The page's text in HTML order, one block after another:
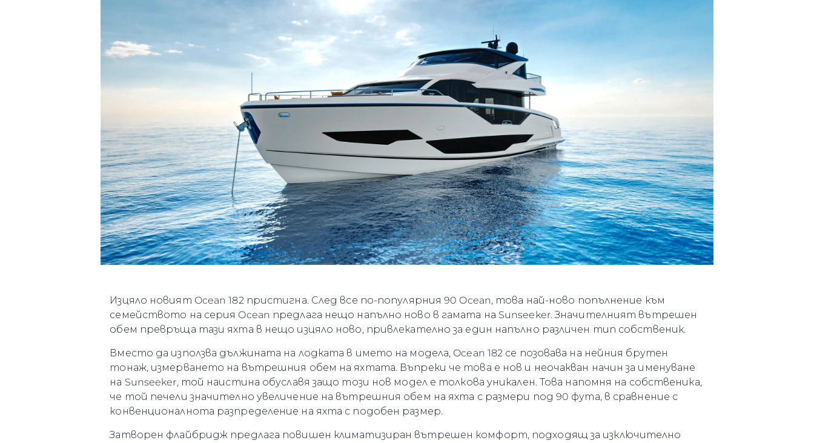
Изцяло новият Ocean 182 пристигна. След все по-популярния 90 Ocean, това най-ново попълнение към
семейството на серия Ocean предлага нещо напълно ново в гамата на Sunseeker. Значителният вътрешен
обем превръща тази яхта в нещо изцяло ново, привлекателно за един напълно различен тип собственик.
Вместо да използва дължината на лодката в името на модела, Ocean 182 се позовава на нейния брутен
тонаж, измерването на вътрешния обем на яхтата. Въпреки че това е нов и неочакван начин за именуване
на Sunseeker, той наистина обуславя защо този нов модел е толкова уникален. Това напомня на собственика,
че той печели значително увеличение на вътрешния обем на яхта с размери под 90 фута, в сравнение с
конвенционалнота разпределение на яхта с подобен размер.
Затворен флайбридж предлага повишен климатизиран вътрешен комфорт, подходящ за изключително
Информация
Карта На Сайта
Контакти
Предпочитания За
Бисквитки
Правни Pазпоредби
PRIVACY POLICY
MODERN SLAVERY
STATEMENT
TERMS & CONDITIONS
Компанията
Употребявани Яхти
Чартър
Новини
Събития
Компанията
Екипът
Наследство
Оценете Вашата Яхта